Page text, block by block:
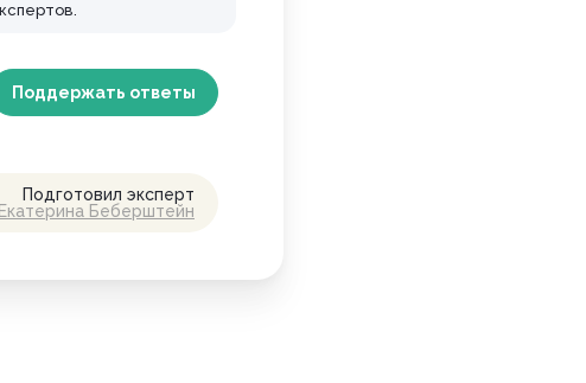
Поддержать ответы
Подготовил эксперт
Екатерина Беберштейн